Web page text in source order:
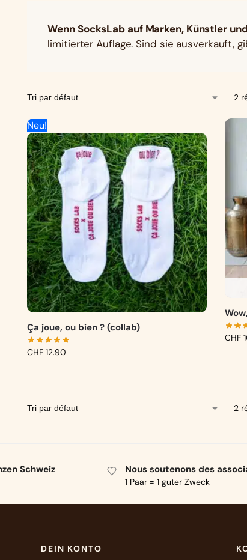
Wenn SocksLab auf Marken, Künstler
limitierter Auflage. Sind sie ausverkauft,
2
Neu!
Ça joue, ou bien ? (collab)
CHF 12.90
CHF
2
Schweiz Nous soutenons des
1 Paar = 1 guter Zweck
DEIN KONTO